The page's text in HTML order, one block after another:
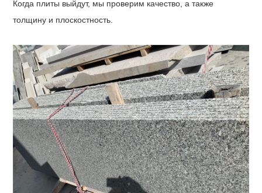
Когда плиты выйдут, мы проверим качество, а также
толщину и плоскостность.